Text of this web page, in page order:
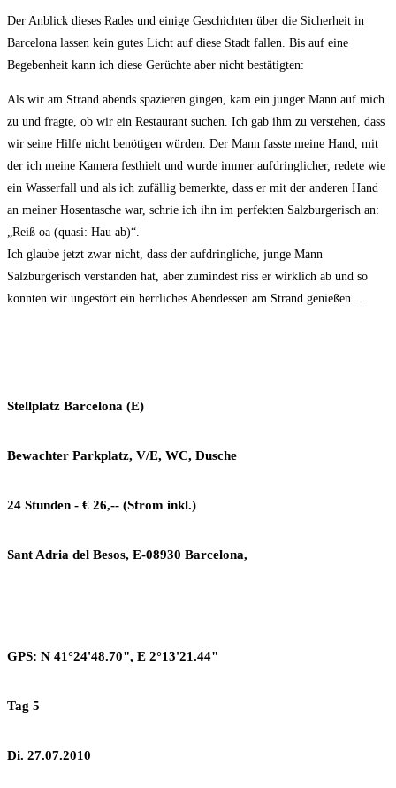
Der Anblick dieses Rades und einige Geschichten über die Sicherheit in
Barcelona lassen kein gutes Licht auf diese Stadt fallen. Bis auf eine
Begebenheit kann ich diese Gerüchte aber nicht bestätigten:
Als wir am Strand abends spazieren gingen, kam ein junger Mann auf mich
zu und fragte, ob wir ein Restaurant suchen. Ich gab ihm zu verstehen, dass
wir seine Hilfe nicht benötigen würden. Der Mann fasste meine Hand, mit
der ich meine Kamera festhielt und wurde immer aufdringlicher, redete wie
ein Wasserfall und als ich zufällig bemerkte, dass er mit der anderen Hand
an meiner Hosentasche war, schrie ich ihn im perfekten Salzburgerisch an:
„Reiß oa (quasi: Hau ab)“.
Ich glaube jetzt zwar nicht, dass der aufdringliche, junge Mann
Salzburgerisch verstanden hat, aber zumindest riss er wirklich ab und so
konnten wir ungestört ein herrliches Abendessen am Strand genießen …
Stellplatz Barcelona (E)
Bewachter Parkplatz, V/E, WC, Dusche
24 Stunden - € 26,-- (Strom inkl.)
Sant Adria del Besos, E-08930 Barcelona,
GPS: N 41°24'48.70", E 2°13'21.44"
Tag 5
Di. 27.07.2010